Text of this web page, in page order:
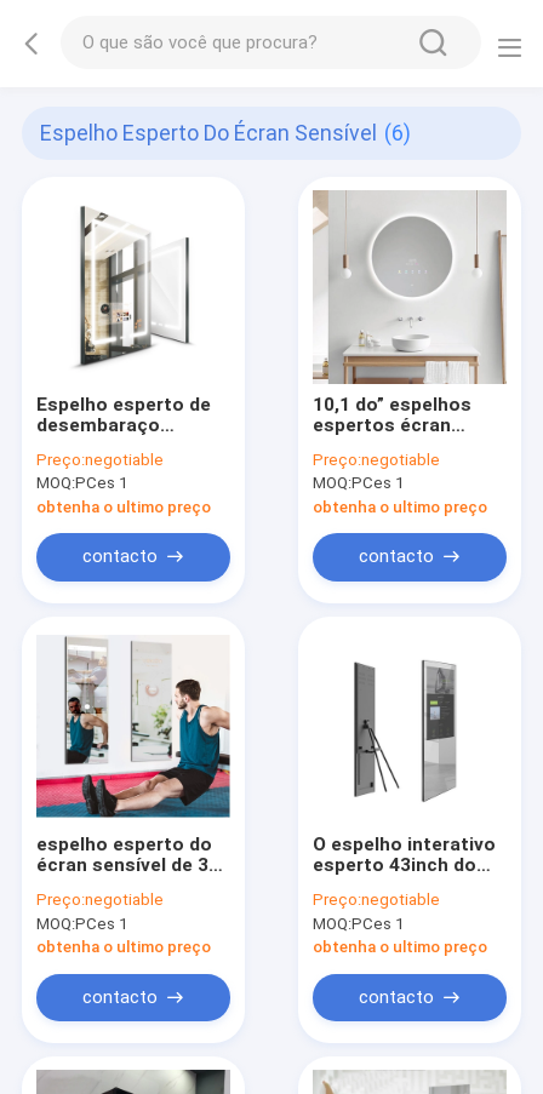
Espelho Esperto Do Écran Sensível (6)
Espelho esperto de
desembaraço
21.5inch do écran
sensível para o
banheiro
Preço:negotiable
MOQ:PCes 1
obtenha o ultimo preço
contacto
10,1 do” espelhos
espertos écran
em volta dos
espelhos conduzidos
do banheiro
Preço:negotiable
MOQ:PCes 1
obtenha o ultimo preço
contacto
espelho esperto do
écran sensível de 32
interativo do Gym da
casa 350cd/m2
Preço:negotiable
MOQ:PCes 1
obtenha o ultimo preço
contacto
O espelho interativo
esperto 43inch do
iluminou para a sala
de visitas
Preço:negotiable
MOQ:PCes 1
obtenha o ultimo preço
contacto